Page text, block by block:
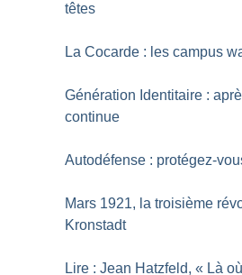
têtes
La Cocarde : les campus
Génération Identitaire :
continue
Autodéfense : protégez-
Mars 1921, la troisième
Kronstadt
Lire : Jean Hatzfeld, « Là